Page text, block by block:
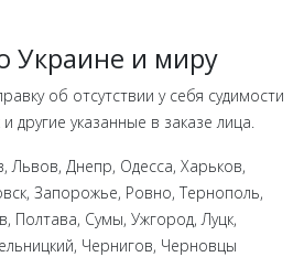
Украине и миру
об отсутствии у себя судимости
другие указанные в заказе лица.
Львов, Днепр, Одесса, Харьков,
Запорожье, Ровно, Тернополь,
Полтава, Сумы, Ужгород, Луцк,
Чернигов, Черновцы